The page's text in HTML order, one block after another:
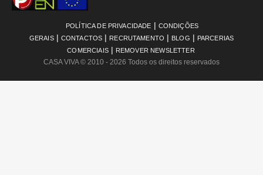
POLÍTICA DE PRIVACIDADE | CONDIÇÕES
GERAIS | CONTACTOS | RECRUTAMENTO | BLOG | PARCERIAS
COMERCIAIS | REMOVER NEWSLETTER
CASA VIVA© 2010 - 2026 Todos os direitos reservados